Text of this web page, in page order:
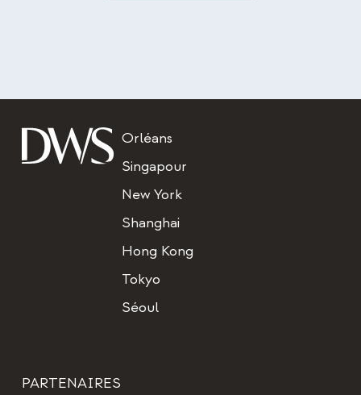
Orléans
Singapour
New York
Shanghai
Hong Kong
Tokyo
Séoul
PARTENAIRES